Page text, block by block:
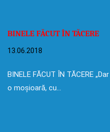
BINELE FĂCUT ÎN TĂCERE
13.06.2018
BINELE FĂCUT ÎN TĂCERE
o moșioară, cu…